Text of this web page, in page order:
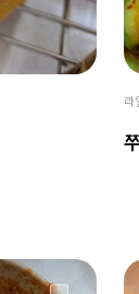
라